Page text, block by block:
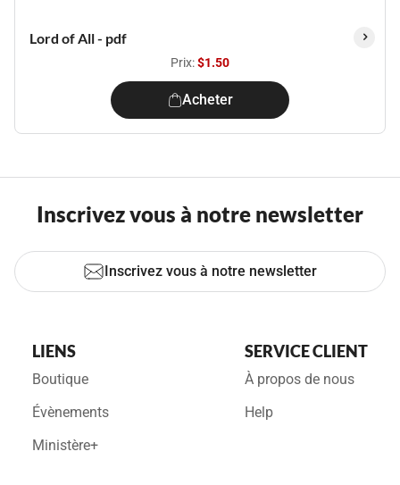
Lord of All - pdf
Prix:$1.50
Acheter
Inscrivez vous à notre newsletter
Inscrivez vous à notre newsletter
LIENS
Boutique
Évènements
Ministère+
SERVICE CLIENT
À propos de nous
Help